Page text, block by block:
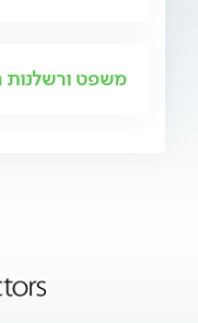
משפט ורשלנות